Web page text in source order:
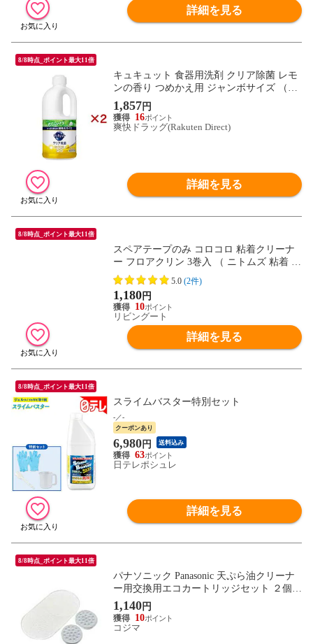
詳細を見る
8/8時点_ポイント最大11倍
キュキュット 食器用洗剤 クリア除菌 レモ
ンの香り つめかえ用 ジャンボサイズ （１
２５０ｍｌ×２セット）
1,857 円
16
爽快ドラッグ(Rakuten Direct)
詳細を見る
8/8時点_ポイント最大11倍
スペアテープのみ コロコロ 粘着クリーナ
ー フロアクリン 3巻入 （ ニトムズ 粘着 ク
リーナー スペア 幅16cmx45周巻 3巻 フロ
ーリング カーペット コロコロテープ ほこ
り取り 掃除 ）
5.0 (2件)
1,180円
10
リビングート
詳細を見る
8/8時点_ポイント最大11倍
スライムバスター特別セット
-／-
クーポンあり
6,980円 送料込み
63
日テレポシュレ
詳細を見る
8/8時点_ポイント最大11倍
パナソニック Panasonic 天ぷら油クリーナ
ー用交換用エコカートリッジセット ２個入
TK8801
1,140円
10
コジマ